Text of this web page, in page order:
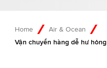
Home
Air & Ocean
Vận chuyển hàng dễ hư hỏng